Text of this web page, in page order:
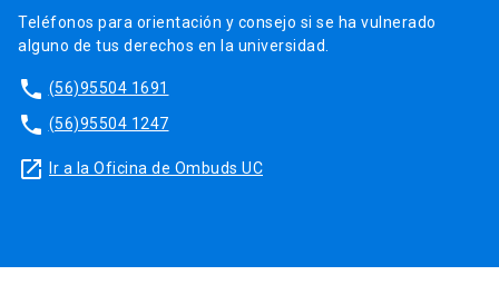
Teléfonos para orientación y consejo si se ha vulnerado
alguno de tus derechos en la universidad.
phone (56)95504 1691
phone (56)95504 1247
launch Ir a la Oficina de Ombuds UC